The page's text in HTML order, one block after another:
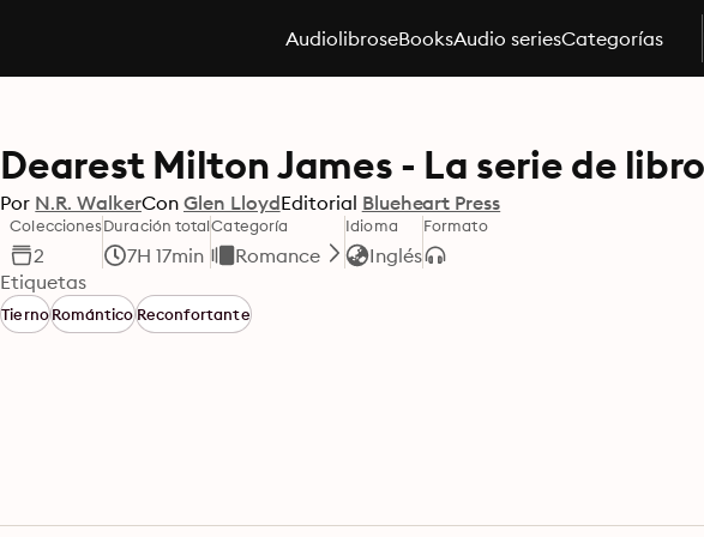
AudiolibroseBooksAudio seriesCategorías
Dearest Milton James - La serie de
Por N.R. WalkerCon Glen LloydEditorial Blueheart Press
Colecciones
2
Duración total
7H 17min
Categoría
Romance
Idioma
Inglés
Formato
Etiquetas
TiernoRománticoReconfortante